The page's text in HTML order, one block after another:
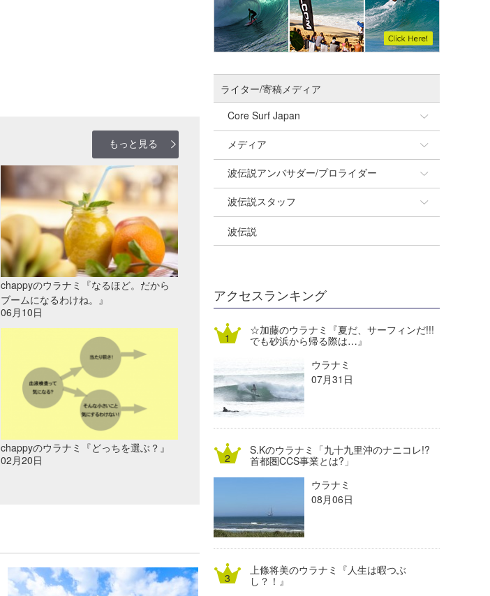
もっと見る
chappyのウラナミ『なるほど。だから
ブームになるわけね。』
06月10日
chappyのウラナミ『どっちを選ぶ？』
02月20日
ライター/寄稿メディア
Core Surf Japan
Naoya Kimoto
mitsuteru Kamio
Yasunari Inoue
Yoshiyuki Obata
DELTA FORCE SURF
熊谷素子
メディア
SURFMEDIA
Colors MAGAZINE
WAVAL
波伝説アンバサダー/プロライダー
福島寿実子
中浦“JET”章
進士剛光
植村未来
NOBUFUKU
大野”MAR”修聖
喜納海人
波伝説スタッフ
☆加藤
Aichan
ECE
G◎Da
H
KID
KOBU
MIN
mitz
OYZ
波伝説
アクセスランキング
☆加藤のウラナミ『夏だ、サーフィンだ!!!
でも砂浜から帰る際は…』
ウラナミ
07月31日
S.Kのウラナミ「九十九里沖のナニコレ!?
首都圏CCS事業とは?」
ウラナミ
08月06日
上條将美のウラナミ『人生は暇つぶ
し？！』